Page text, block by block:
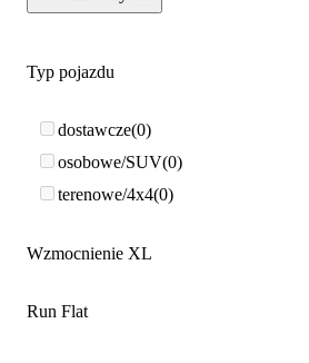
Typ pojazdu
dostawcze 0
osobowe/SUV 0
terenowe/4x4 0
Wzmocnienie XL
Run Flat